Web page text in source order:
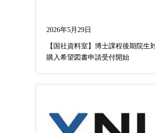
2026年5月29日
【国社資料室】博士課程後期院生
購入希望図書申請受付開始